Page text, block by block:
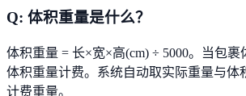
Q: 体积重量是什么？
体积重量 = 长×宽×高(cm) ÷ 5000。当包
体积重量计费。系统自动取实际重量与体
计费重量。